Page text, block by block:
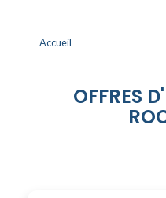
Accueil
OFFRES